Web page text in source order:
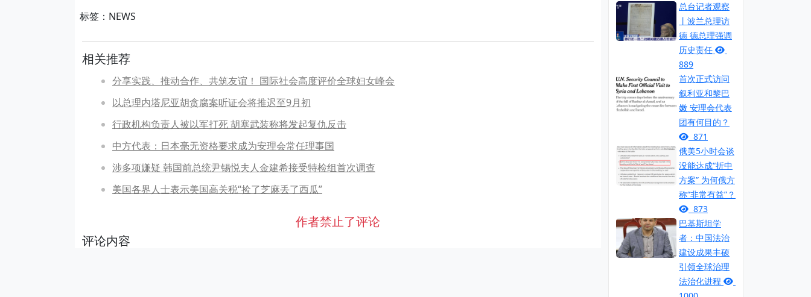
标签：NEWS
相关推荐
分享实践、推动合作、共筑友谊！ 国际社会高度评价全球妇女峰会
以总理内塔尼亚胡贪腐案听证会将推迟至9月初
行政机构负责人被以军打死 胡塞武装称将发起复仇反击
中方代表：日本毫无资格要求成为安理会常任理事国
涉多项嫌疑 韩国前总统尹锡悦夫人金建希接受特检组首次调查
美国各界人士表示美国高关税“捡了芝麻丢了西瓜”
作者禁止了评论
评论内容
总台记者观察
丨波兰总理访
德 德总理强调
历史责任
889
首次正式访问
叙利亚和黎巴
嫩 安理会代表
团有何目的？
871
俄美5小时会谈
没能达成“折中
方案” 为何俄方
称“非常有益”？
873
巴基斯坦学
者：中国法治
建设成果丰硕
引领全球治理
法治化进程